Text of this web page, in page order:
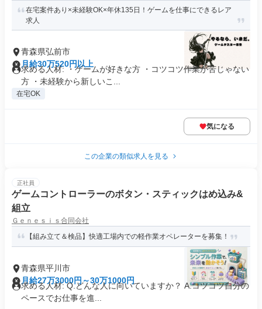
在宅案件あり×未経験OK×年休135日！ゲームを仕事にできるレア
求人
青森県弘前市
月給30万520円以上
求める人材: ・ゲームが好きな方 ・コツコツ作業が苦じゃない
方 ・未経験から新しいこ...
在宅OK
気になる
この企業の類似求人を見る
正社員
ゲームコントローラーのボタン・スティックはめ込み&
組立
Ｇｅｎｅｓｉｓ合同会社
【組み立て＆検品】快適工場内での軽作業オペレーターを募集！
青森県平川市
月給27万3000円～30万1000円
求める人材: Q.どんな人に向いていますか？ A.コツコツ自分の
ペースでお仕事を進...